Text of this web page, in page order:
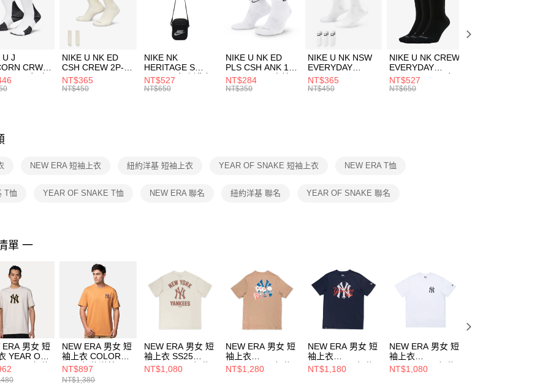
【「AFTEE先享後付」結帳流程】
１．於結帳方式選擇「AFTEE先享後付」後，將跳轉至「AFTEE先享後
付」結帳頁面，進行簡訊認證並確認金額後，即可完成結帳。
２．訂單成立數日內，您將收到繳費通知簡訊。
３．收到繳費通知簡訊後14天內，點擊此簡訊中的連結，可透過四大超商
／ATM／網路銀行／等多元方式進行付款，方視為交易完成。
※ 請注意：結帳手續完成當下不需立刻繳費，但若您需要取消訂單，請聯
絡購買商品的店家。未經商家同意取消之訂單仍視為有效，需透過AFTEE
先享後付繳納相關費用。
交易，需依本服務之必要範圍內提供個人資料，並將交易相關給付款項請
２．關於個人資料處理事宜，請瀏覽以下網址：
結果請求用戶進行身份認證。
５．嚴禁一人註冊多個帳號或使用他人資訊註冊。若發現惡意使用之情
形，恩沛科技股份有限公司將有權停止該用戶之使用額度並採取法律行
動。
每筆NT$100，滿NT$1,500(含以上)免運費
付款後門市自取
每筆NT$100，滿NT$1,500(含以上)免運費
U J
CRW
男女 中
NIKE U NK ED
CSH CREW 2P-
144 EMBRDY 男
女 短統襪
NT$365
NT$450
NIKE NK
HERITAGE S
SMIT 男女 側背包
BA5871010
NT$527
NT$650
NIKE U NK ED
PLS CSH ANK 1P
144 DBL 男 中統
襪 DH4058104
NT$284
NT$350
NIKE U NK NSW
EVERYDAY
ESSENTIAL CR
男女 短統襪
NT$365
NT$450
NIKE U NK CREW
EVERYDAY
BBALL 3PR 男女
長統襪
NT$527
NT$650
NEW ERA 短袖上衣 紐約洋基 短袖上衣 YEAR OF SNAKE 短袖上衣 NEW ERA T恤
T恤 YEAR OF SNAKE T恤 NEW ERA 聯名 紐約洋基 聯名 YEAR OF SNAKE 聯名
單 一
ERA 男女 短
YEAR OF
紐約
灰
NEW ERA 男女 短
袖上衣 COLOR
ERA 紐約洋基
NE14499041
NT$897
NT$1,380
NEW ERA 男女 短
袖上衣 SS25
ESSENTIAL 紐約
洋基 NE14499033
NT$1,080
NEW ERA 男女 短
袖上衣
ESSENTIAL 紐約
洋基 NE14364817
NT$1,280
NEW ERA 男女 短
袖上衣
ESSENTIAL 紐約
洋基 NE14364816
NT$1,180
NEW ERA 男女 短
袖上衣
ESSENTIAL 紐約
洋基 NE12849115
NT$1,080